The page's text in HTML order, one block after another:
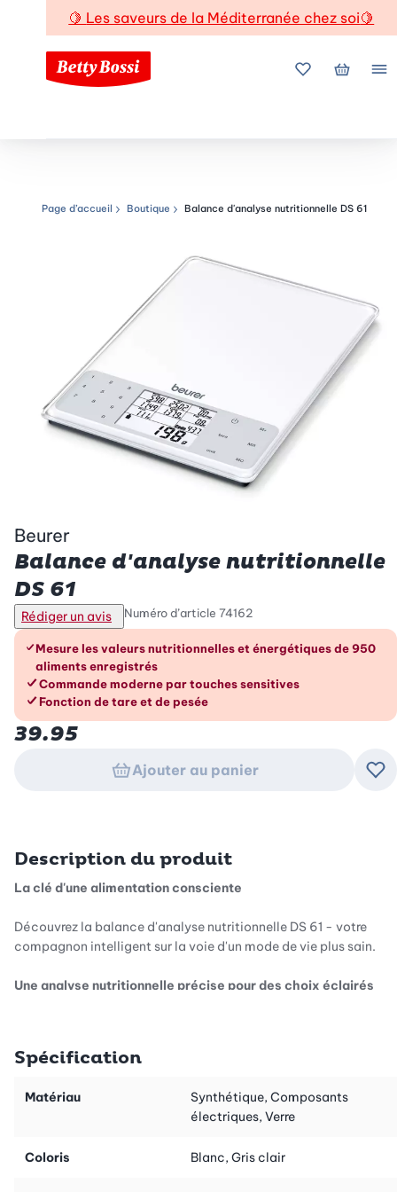
🍋 Les saveurs de la Méditerranée chez soi🍋
Mes favoris
Mon
Chemin de navigation
Page d’accueil Boutique Balance d'analyse nutritionnelle DS 61
Beurer
Balance d'analyse nutritionnelle
DS 61
Rédiger un avis Numéro d’article 74162
Les avantages en un coup d’œil
Mesure les valeurs nutritionnelles et énergétiques de 950
aliments enregistrés
Commande moderne par touches sensitives
Fonction de tare et de pesée
39.95
Ajouter au panier
Description du produit
La clé d'une alimentation consciente
Découvrez la balance d'analyse nutritionnelle DS 61 - votre
compagnon intelligent sur la voie d'un mode de vie plus sain.
Une analyse nutritionnelle précise pour des choix éclairés
alimentaires judicieux. Elle vous fournit non seulement les
importantes sur, les protéines, les glucides et le cholestérol.
Grâce aux 50 emplacements de mémoire personnalisables,
Spécification
Matériau
Synthétique, Composants
électriques, Verre
Coloris Blanc, Gris clair